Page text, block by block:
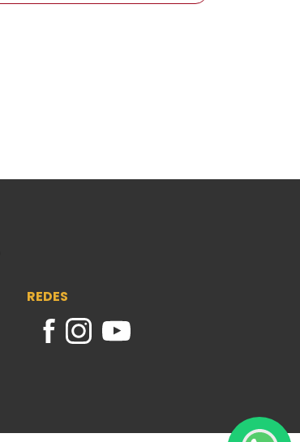
REDES